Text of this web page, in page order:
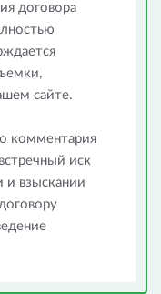
договора
сайте.
комментария
иск
и взыскании